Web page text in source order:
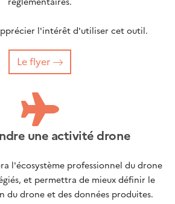
l'intérêt d'utiliser cet outil.
Le flyer
une activité drone
l'écosystème professionnel du drone
et permettra de mieux définir le
du drone et des données produites.